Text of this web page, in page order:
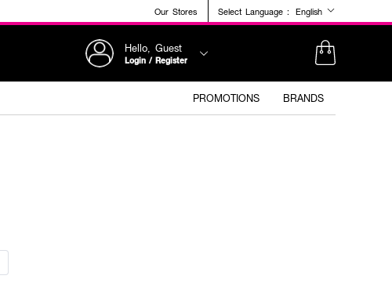
Our Stores Select Language : English
Hello, Guest
Login / Register
PROMOTIONS BRANDS